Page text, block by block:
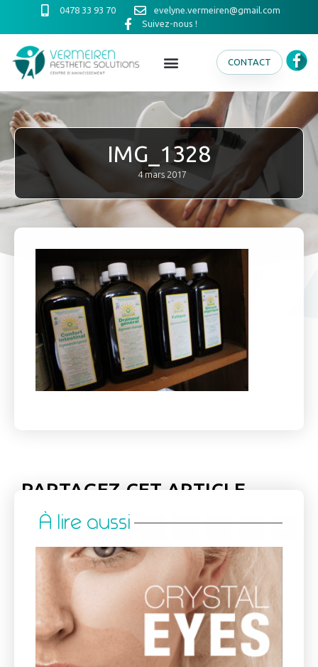
0478 33 93 70
evelyne.vermeiren@gmail.com
Suivez-nous !
CONTACT
IMG_1328
4 mars 2017
PARTAGEZ CET ARTICLE
À lire aussi